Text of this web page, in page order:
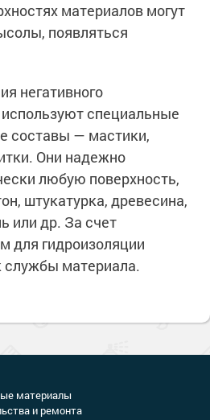
материалов могут
появляться
негативного
используют специальные
составы — мастики,
Они надежно
любую поверхность,
штукатурка, древесина,
или др. За счет
для гидроизоляции
службы материала.
материалы
и ремонта